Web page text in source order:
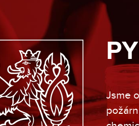
Jsme